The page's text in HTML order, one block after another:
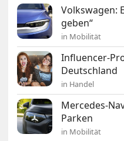
Volkswagen:
geben“
in Mobilität
Influencer-
Deutschland
in Handel
Mercedes-
Parken
in Mobilität